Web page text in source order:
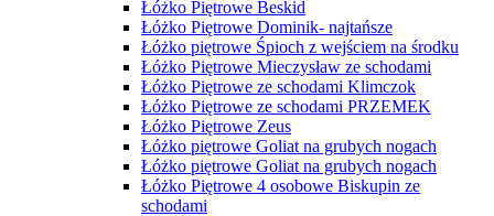
Łóżko Piętrowe Beskid
Łóżko Piętrowe Dominik- najtańsze
Łóżko piętrowe Śpioch z wejściem na środku
Łóżko Piętrowe Mieczysław ze schodami
Łóżko Piętrowe ze schodami Klimczok
Łóżko Piętrowe ze schodami PRZEMEK
Łóżko Piętrowe Zeus
Łóżko piętrowe Goliat na grubych nogach
Łóżko piętrowe Goliat na grubych nogach
Łóżko Piętrowe 4 osobowe Biskupin ze
schodami